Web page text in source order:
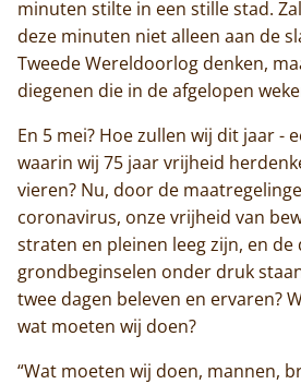
minuten stilte in een stille stad.
deze minuten niet alleen aan de
Tweede Wereldoorlog denken,
diegenen die in de afgelopen
En 5 mei? Hoe zullen wij dit jaar -
waarin wij 75 jaar vrijheid
vieren? Nu, door de
coronavirus, onze vrijheid van
straten en pleinen leeg zijn, en
grondbeginselen onder druk
twee dagen beleven en ervaren?
wat moeten wij doen?
“Wat moeten wij doen, mannen,